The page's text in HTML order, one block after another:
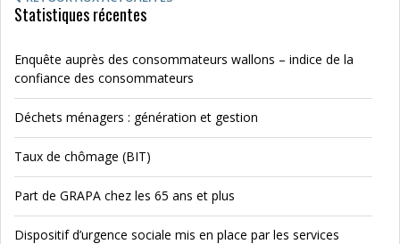
Statistiques récentes
Enquête auprès des consommateurs wallons – indice de la
confiance des consommateurs
Déchets ménagers : génération et gestion
Taux de chômage (BIT)
Part de GRAPA chez les 65 ans et plus
Dispositif d’urgence sociale mis en place par les services